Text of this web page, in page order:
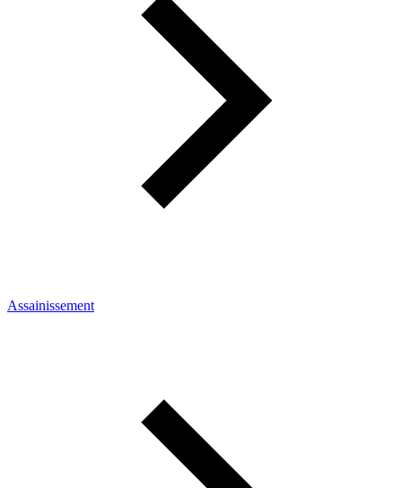
Assainissement